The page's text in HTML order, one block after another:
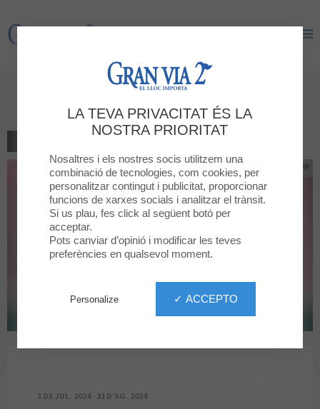
Gran Via 2
Campanya Butxaca
1 DE JUL. 2024 - 31 D’AG. 2024
LA TEVA PRIVACITAT ÉS LA
NOSTRA PRIORITAT
Nosaltres i els nostres socis utilitzem una
combinació de tecnologies, com cookies, per
personalitzar contingut i publicitat, proporcionar
funcions de xarxes socials i analitzar el trànsit.
Si us plau, fes click al següent botó per
acceptar.
Pots canviar d’opinió i modificar les teves
preferències en qualsevol moment.
✓ ACCEPTO
Personalize